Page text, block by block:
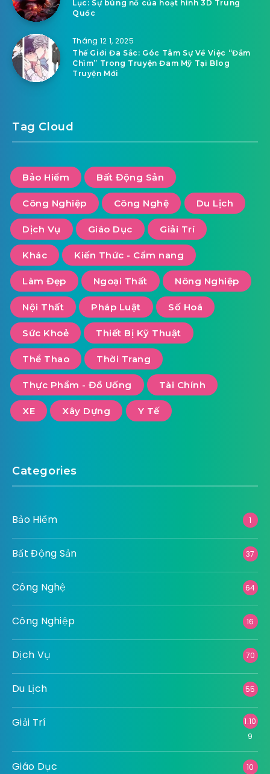
Lục: Sự bùng nổ của hoạt hình 3D Trung
Quốc
Tháng 12 1, 2025
Thế Giới Đa Sắc: Góc Tâm Sự Về Việc “Đắm
Chìm” Trong Truyện Đam Mỹ Tại Blog
Truyện Mới
Tag Cloud
Bảo Hiểm Bất Động Sản
Công Nghiệp Công Nghệ Du Lịch
Dịch Vụ Giáo Dục Giải Trí
Khác Kiến Thức - Cẩm nang
Làm Đẹp Ngoại Thất Nông Nghiệp
Nội Thất Pháp Luật Số Hoá
Sức Khoẻ Thiết Bị Kỹ Thuật
Thể Thao Thời Trang
Thực Phẩm - Đồ Uống Tài Chính
XE Xây Dựng Y Tế
Categories
Bảo Hiểm 1
Bất Động Sản 37
Công Nghệ 64
Công Nghiệp 16
Dịch Vụ 70
Du Lịch 55
Giải Trí
1.10
9
Giáo Dục 10